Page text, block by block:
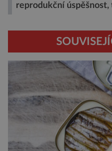
reprodukční